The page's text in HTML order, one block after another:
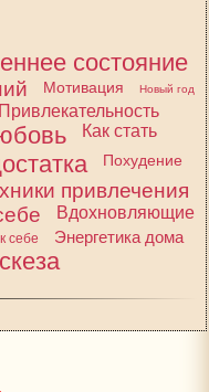
состояние
Мотивация Новый год
Привлекательность
Как стать
Похудение
привлечения
Вдохновляющие
себе
Энергетика дома